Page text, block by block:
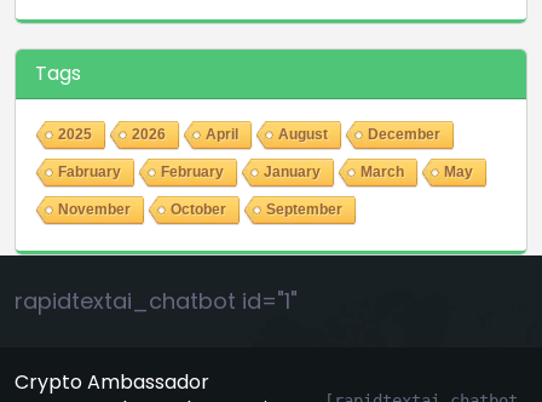
Tags
2025 2026 April August December
Fabruary February January March May
November October September
rapidtextai_chatbot id="1"
Crypto Ambassador